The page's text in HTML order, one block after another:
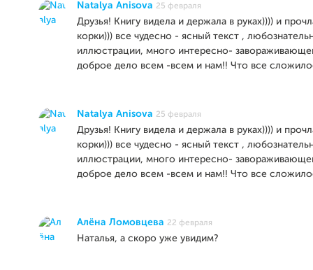
Natalya Anisova 25 февраля
Друзья! Книгу видела и держала в руках)))) и
корки))) все чудесно - ясный текст ,
иллюстрации, много интересно-
доброе дело всем -всем и нам!! Что все
Natalya Anisova 25 февраля
Друзья! Книгу видела и держала в руках)))) и
корки))) все чудесно - ясный текст ,
иллюстрации, много интересно-
доброе дело всем -всем и нам!! Что все
Алёна Ломовцева 22 февраля
Наталья, а скоро уже увидим?